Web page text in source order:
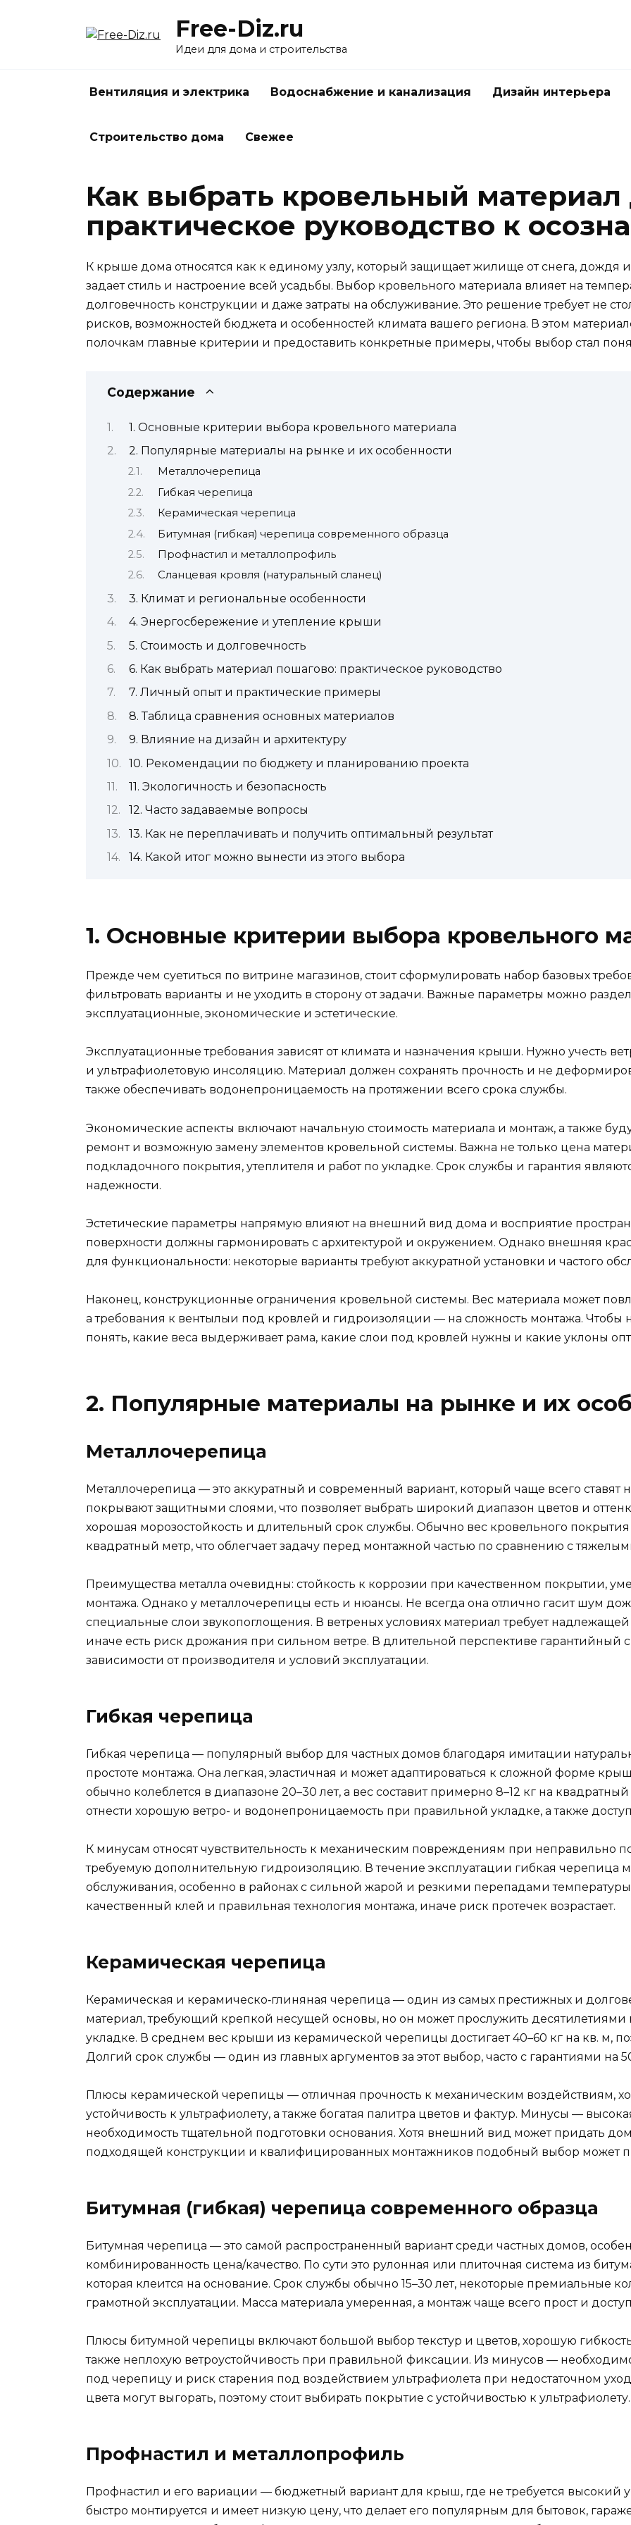
Free-Diz.ru
Идеи для дома и строительства
Вентиляция и электрика Водоснабжение и канализация Дизайн интерьера
Строительство дома Свежее
Как выбрать кровельный материал
практическое руководство к
К крыше дома относятся как к единому узлу, который защищает жилище от снега, дождя и
задает стиль и настроение всей усадьбы. Выбор кровельного материала влияет на
долговечность конструкции и даже затраты на обслуживание. Это решение требует не
рисков, возможностей бюджета и особенностей климата вашего региона. В этом
полочкам главные критерии и предоставить конкретные примеры, чтобы выбор стал
Содержание
1. Основные критерии выбора кровельного материала
2. Популярные материалы на рынке и их особенности
Металлочерепица
Гибкая черепица
Керамическая черепица
Битумная (гибкая) черепица современного образца
Профнастил и металлопрофиль
Сланцевая кровля (натуральный сланец)
3. Климат и региональные особенности
4. Энергосбережение и утепление крыши
5. Стоимость и долговечность
6. Как выбрать материал пошагово: практическое руководство
7. Личный опыт и практические примеры
8. Таблица сравнения основных материалов
9. Влияние на дизайн и архитектуру
10. Рекомендации по бюджету и планированию проекта
11. Экологичность и безопасность
12. Часто задаваемые вопросы
13. Как не переплачивать и получить оптимальный результат
14. Какой итог можно вынести из этого выбора
1. Основные критерии выбора кровельного
Прежде чем суетиться по витрине магазинов, стоит сформулировать набор базовых
фильтровать варианты и не уходить в сторону от задачи. Важные параметры можно
эксплуатационные, экономические и эстетические.
Эксплуатационные требования зависят от климата и назначения крыши. Нужно учесть
и ультрафиолетовую инсоляцию. Материал должен сохранять прочность и не
также обеспечивать водонепроницаемость на протяжении всего срока службы.
Экономические аспекты включают начальную стоимость материала и монтаж, а также
ремонт и возможную замену элементов кровельной системы. Важна не только цена
подкладочного покрытия, утеплителя и работ по укладке. Срок службы и гарантия
надежности.
Эстетические параметры напрямую влияют на внешний вид дома и восприятие
поверхности должны гармонировать с архитектурой и окружением. Однако внешняя
для функциональности: некоторые варианты требуют аккуратной установки и частого
Наконец, конструкционные ограничения кровельной системы. Вес материала может
а требования к вентылыи под кровлей и гидроизоляции — на сложность монтажа. Чтобы
понять, какие веса выдерживает рама, какие слои под кровлей нужны и какие уклоны
2. Популярные материалы на рынке и их
Металлочерепица
Металлочерепица — это аккуратный и современный вариант, который чаще всего ставят
покрывают защитными слоями, что позволяет выбрать широкий диапазон цветов и
хорошая морозостойкость и длительный срок службы. Обычно вес кровельного покрытия
квадратный метр, что облегчает задачу перед монтажной частью по сравнению с
Преимущества металла очевидны: стойкость к коррозии при качественном покрытии,
монтажа. Однако у металлочерепицы есть и нюансы. Не всегда она отлично гасит шум
специальные слои звукопоглощения. В ветреных условиях материал требует
иначе есть риск дрожания при сильном ветре. В длительной перспективе гарантийный
зависимости от производителя и условий эксплуатации.
Гибкая черепица
Гибкая черепица — популярный выбор для частных домов благодаря имитации
простоте монтажа. Она легкая, эластичная и может адаптироваться к сложной форме
обычно колеблется в диапазоне 20–30 лет, а вес составит примерно 8–12 кг на
отнести хорошую ветро- и водонепроницаемость при правильной укладке, а также
К минусам относят чувствительность к механическим повреждениям при неправильно
требуемую дополнительную гидроизоляцию. В течение эксплуатации гибкая черепица
обслуживания, особенно в районах с сильной жарой и резкими перепадами
качественный клей и правильная технология монтажа, иначе риск протечек возрастает.
Керамическая черепица
Керамическая и керамическо‑глиняная черепица — один из самых престижных и
материал, требующий крепкой несущей основы, но он может прослужить
укладке. В среднем вес крыши из керамической черепицы достигает 40–60 кг на кв. м,
Долгий срок службы — один из главных аргументов за этот выбор, часто с гарантиями на
Плюсы керамической черепицы — отличная прочность к механическим воздействиям,
устойчивость к ультрафиолету, а также богатая палитра цветов и фактур. Минусы —
необходимость тщательной подготовки основания. Хотя внешний вид может придать
подходящей конструкции и квалифицированных монтажников подобный выбор может
Битумная (гибкая) черепица современного образца
Битумная черепица — это самой распространенный вариант среди частных домов,
комбинированность цена/качество. По сути это рулонная или плиточная система из
которая клеится на основание. Срок службы обычно 15–30 лет, некоторые премиальные
грамотной эксплуатации. Масса материала умеренная, а монтаж чаще всего прост и
Плюсы битумной черепицы включают большой выбор текстур и цветов, хорошую
также неплохую ветроустойчивость при правильной фиксации. Из минусов —
под черепицу и риск старения под воздействием ультрафиолета при недостаточном
цвета могут выгорать, поэтому стоит выбирать покрытие с устойчивостью к ультрафиолету.
Профнастил и металлопрофиль
Профнастил и его вариации — бюджетный вариант для крыш, где не требуется высокий
быстро монтируется и имеет низкую цену, что делает его популярным для бытовок,